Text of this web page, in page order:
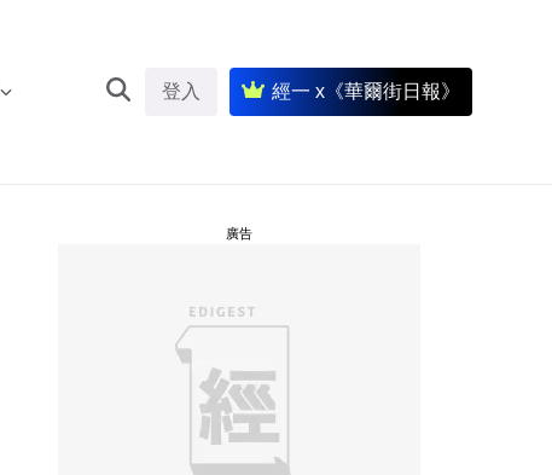
登入 經一 x《華爾街日報》
廣告